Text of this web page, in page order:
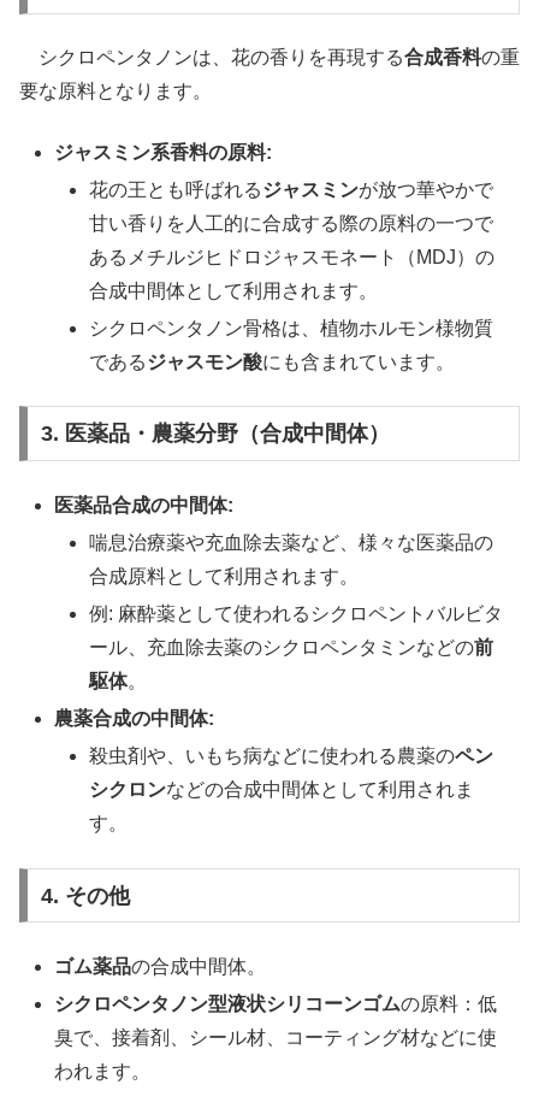
シクロペンタノンは、花の香りを再現する合成香料の重
要な原料となります。
ジャスミン系香料の原料:
花の王とも呼ばれるジャスミンが放つ華やかで
甘い香りを人工的に合成する際の原料の一つで
あるメチルジヒドロジャスモネート（MDJ）の
合成中間体として利用されます。
シクロペンタノン骨格は、植物ホルモン様物質
であるジャスモン酸にも含まれています。
3. 医薬品・農薬分野（合成中間体）
医薬品合成の中間体:
喘息治療薬や充血除去薬など、様々な医薬品の
合成原料として利用されます。
例: 麻酔薬として使われるシクロペントバルビタ
ール、充血除去薬のシクロペンタミンなどの前
駆体。
農薬合成の中間体:
殺虫剤や、いもち病などに使われる農薬のペン
シクロンなどの合成中間体として利用されま
す。
4. その他
ゴム薬品の合成中間体。
シクロペンタノン型液状シリコーンゴムの原料：低
臭で、接着剤、シール材、コーティング材などに使
われます。